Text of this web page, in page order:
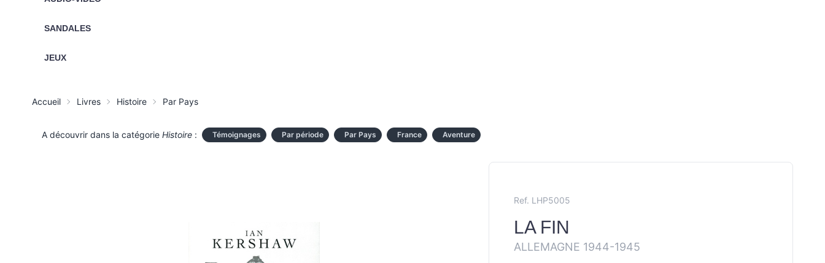
SANDALES
JEUX
Accueil Livres Histoire Par Pays
A découvrir dans la catégorie Histoire : Témoignages Par période Par Pays France Aventure
Ref. LHP5005
LA FIN
ALLEMAGNE 1944-1945